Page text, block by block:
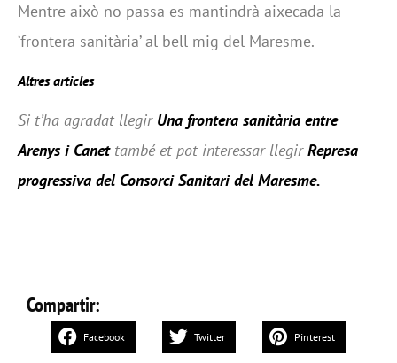
Mentre això no passa es mantindrà aixecada la
‘frontera sanitària’ al bell mig del Maresme.
Altres articles
Si t’ha agradat llegir Una frontera sanitària entre
Arenys i Canet també et pot interessar llegirRepresa
progressiva del Consorci Sanitari del Maresme.
Compartir:
Facebook Twitter Pinterest